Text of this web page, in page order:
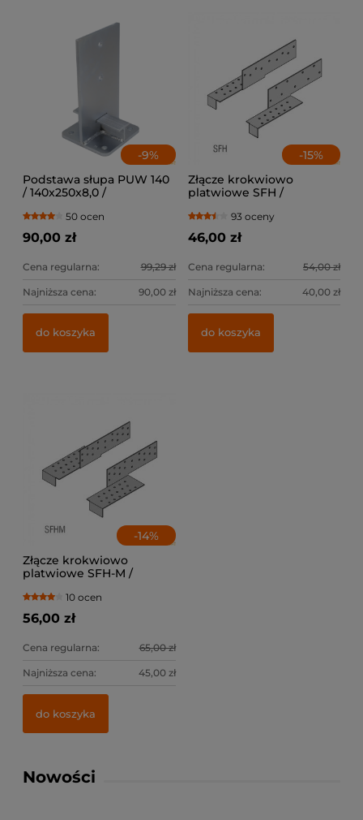
-9%
Podstawa słupa PUW 140
/ 140x250x8,0 /
50 ocen
90,00 zł
Cena regularna: 99,29 zł
Najniższa cena: 90,00 zł
do koszyka
-15%
Złącze krokwiowo
platwiowe SFH /
93 oceny
46,00 zł
Cena regularna: 54,00 zł
Najniższa cena: 40,00 zł
do koszyka
-14%
Złącze krokwiowo
platwiowe SFH-M /
10 ocen
56,00 zł
Cena regularna: 65,00 zł
Najniższa cena: 45,00 zł
do koszyka
Nowości